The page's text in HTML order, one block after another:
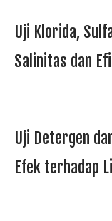
Uji Klorida,
Salinitas dan
Uji Detergen
Efek terhadap